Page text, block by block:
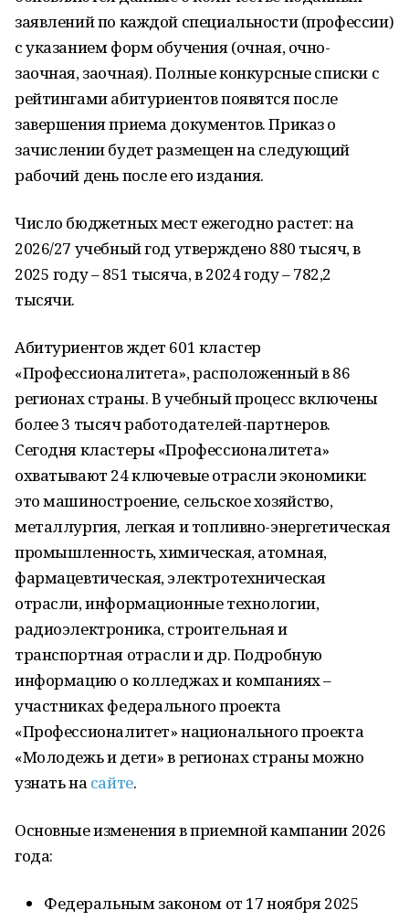
заявлений по каждой специальности (профессии)
с указанием форм обучения (очная, очно-
заочная, заочная). Полные конкурсные списки с
рейтингами абитуриентов появятся после
завершения приема документов. Приказ о
зачислении будет размещен на следующий
рабочий день после его издания.
Число бюджетных мест ежегодно растет: на
2026/27 учебный год утверждено 880 тысяч, в
2025 году – 851 тысяча, в 2024 году – 782,2
тысячи.
Абитуриентов ждет 601 кластер
«Профессионалитета», расположенный в 86
регионах страны. В учебный процесс включены
более 3 тысяч работодателей-партнеров.
Сегодня кластеры «Профессионалитета»
охватывают 24 ключевые отрасли экономики:
это машиностроение, сельское хозяйство,
металлургия, легкая и топливно-энергетическая
промышленность, химическая, атомная,
фармацевтическая, электротехническая
отрасли, информационные технологии,
радиоэлектроника, строительная и
транспортная отрасли и др. Подробную
информацию о колледжах и компаниях –
участниках федерального проекта
«Профессионалитет» национального проекта
«Молодежь и дети» в регионах страны можно
узнать на сайте.
Основные изменения в приемной кампании 2026
года:
Федеральным законом от 17 ноября 2025